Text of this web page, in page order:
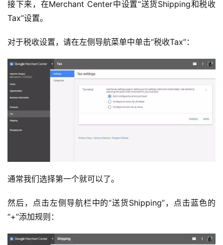
接下来，在Merchant Center中设置“送货Shipping和税收
Tax”设置。
对于税收设置，请在左侧导航菜单中单击“税收Tax”：
通常我们选择第一个就可以了。
然后，点击左侧导航栏中的“送货Shipping”，点击蓝色的
“+”添加规则：